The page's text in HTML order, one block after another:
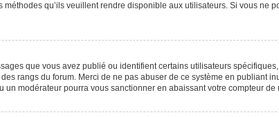
qu’ils veuillent rendre disponible aux utilisateurs. Si vous ne
que vous avez publié ou identifient certains utilisateurs
rangs du forum. Merci de ne pas abuser de ce système en publiant
modérateur pourra vous sanctionner en abaissant votre compteur de